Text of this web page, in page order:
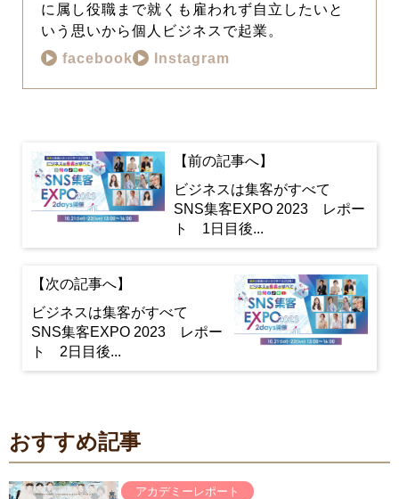
に属し役職まで就くも雇われず自立したいと
いう思いから個人ビジネスで起業。
facebook Instagram
ビジネスは集客がすべて
SNS集客EXPO 2023 レポー
ト 1日目後...
ビジネスは集客がすべて
SNS集客EXPO 2023 レポー
ト 2日目後...
おすすめ記事
アカデミーレポート